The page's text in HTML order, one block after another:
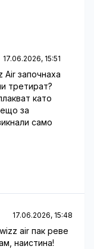
17.06.2026, 15:51
Air започнаха
третират?
като
за
само
17.06.2026, 15:48
air пак реве
наистина!